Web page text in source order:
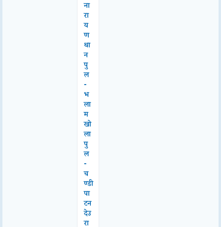
ना
रा
य
ण
था
न
पु
ल
-
भ
ला
म
खो
ला
पु
ल
-
च
ण्डी
पा
टन
देउ
रा